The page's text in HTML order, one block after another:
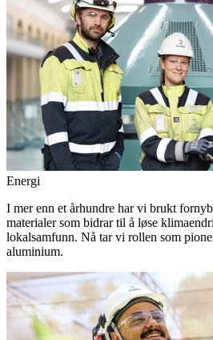
Energi
I mer enn et århundre har vi brukt
materialer som bidrar til å løse
lokalsamfunn. Nå tar vi rollen som
aluminium.